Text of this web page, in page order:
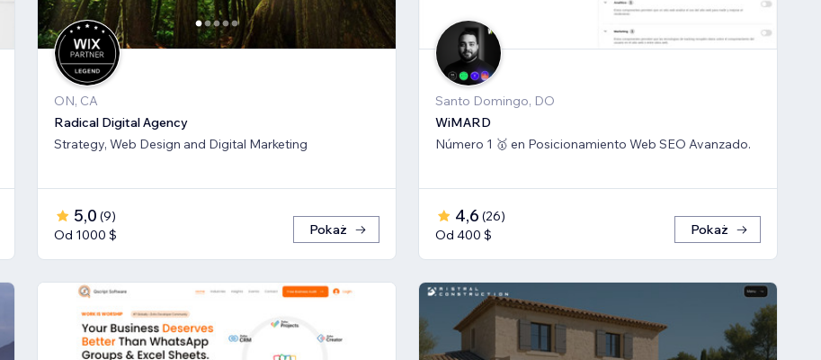
ON, CA
Radical Digital Agency
Strategy, Web Design and Digital Marketing
5,0 (9)
Od 1000 $
Pokaż
Santo Domingo, DO
WiMARD
Número 1 🥇 en Posicionamiento Web SEO Avanzado.
4,6 (26)
Od 400 $
Pokaż